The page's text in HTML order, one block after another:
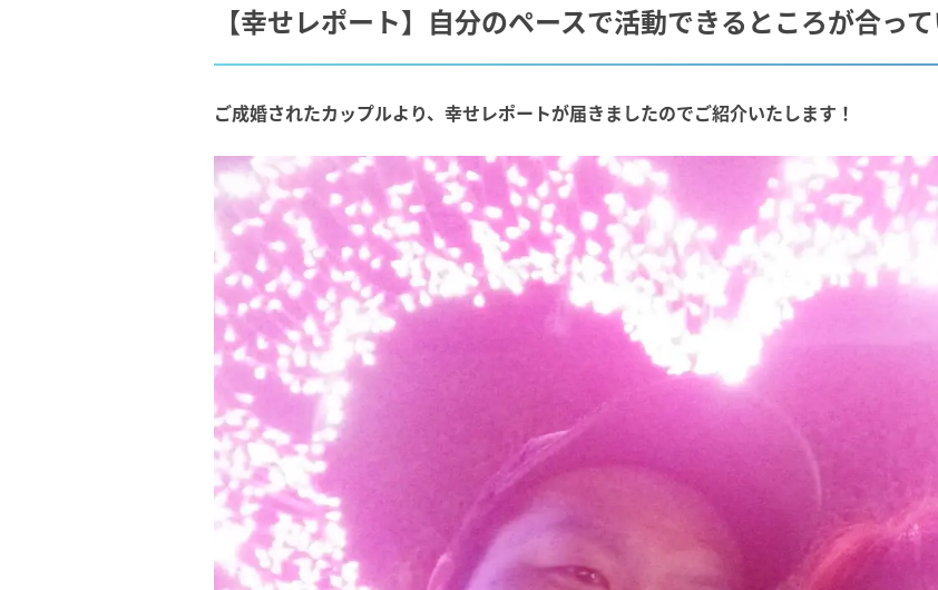
【幸せレポート】自分のペースで活動できるところが合って
ご成婚されたカップルより、幸せレポートが届きましたのでご紹介いたします！